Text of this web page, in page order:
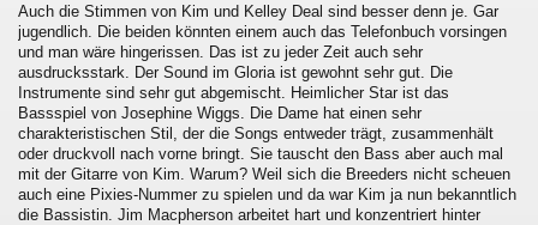
Auch die Stimmen von Kim und Kelley Deal sind besser denn je. Gar
jugendlich. Die beiden könnten einem auch das Telefonbuch vorsingen
und man wäre hingerissen. Das ist zu jeder Zeit auch sehr
ausdrucksstark. Der Sound im Gloria ist gewohnt sehr gut. Die
Instrumente sind sehr gut abgemischt. Heimlicher Star ist das
Bassspiel von Josephine Wiggs. Die Dame hat einen sehr
charakteristischen Stil, der die Songs entweder trägt, zusammenhält
oder druckvoll nach vorne bringt. Sie tauscht den Bass aber auch mal
mit der Gitarre von Kim. Warum? Weil sich die Breeders nicht scheuen
auch eine Pixies-Nummer zu spielen und da war Kim ja nun bekanntlich
die Bassistin. Jim Macpherson arbeitet hart und konzentriert hinter